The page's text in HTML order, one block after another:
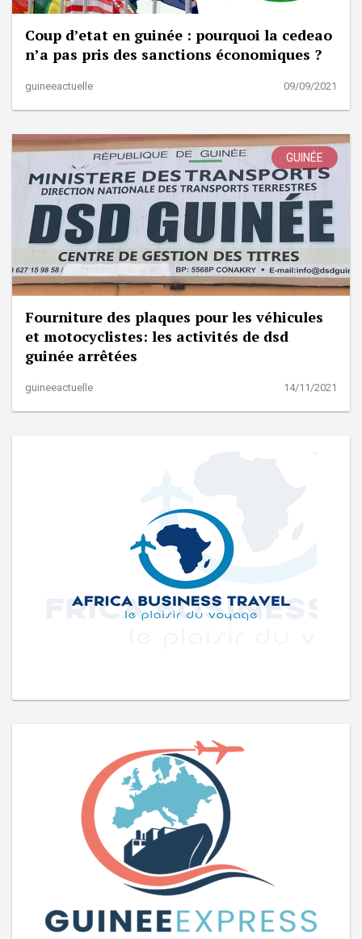
Coup d’etat en guinée : pourquoi la cedeao
n’a pas pris des sanctions économiques ?
guineeactuelle 09/09/2021
GUINÉE
Fourniture des plaques pour les véhicules
et motocyclistes: les activités de dsd
guinée arrêtées
guineeactuelle 14/11/2021